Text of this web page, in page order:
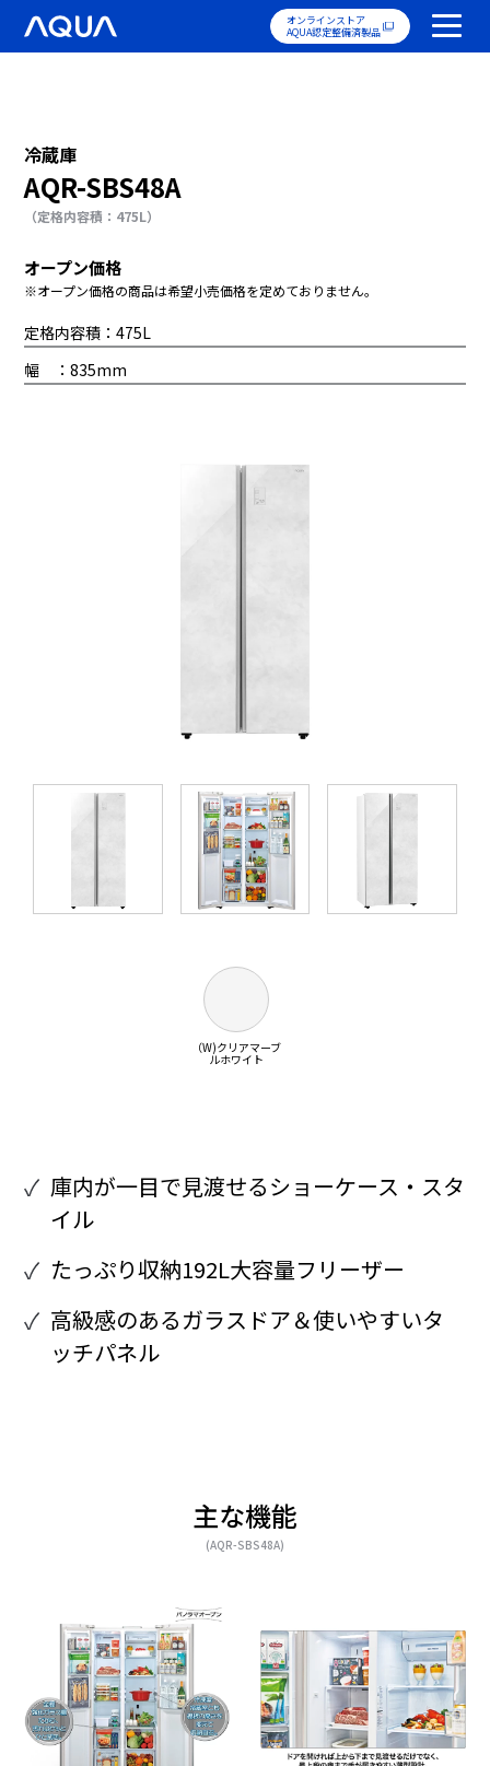
オンラインストア
AQUA認定整備済製品
冷蔵庫
AQR-SBS48A
（定格内容積：475L）
オープン価格
※オープン価格の商品は希望小売価格を定めておりません。
定格内容積：475L
幅 ：835mm
（W)クリアマーブ
ルホワイト
庫内が一目で見渡せるショーケース・スタ
イル
たっぷり収納192L大容量フリーザー
高級感のあるガラスドア＆使いやすいタ
ッチパネル
主な機能
(AQR-SBS48A)